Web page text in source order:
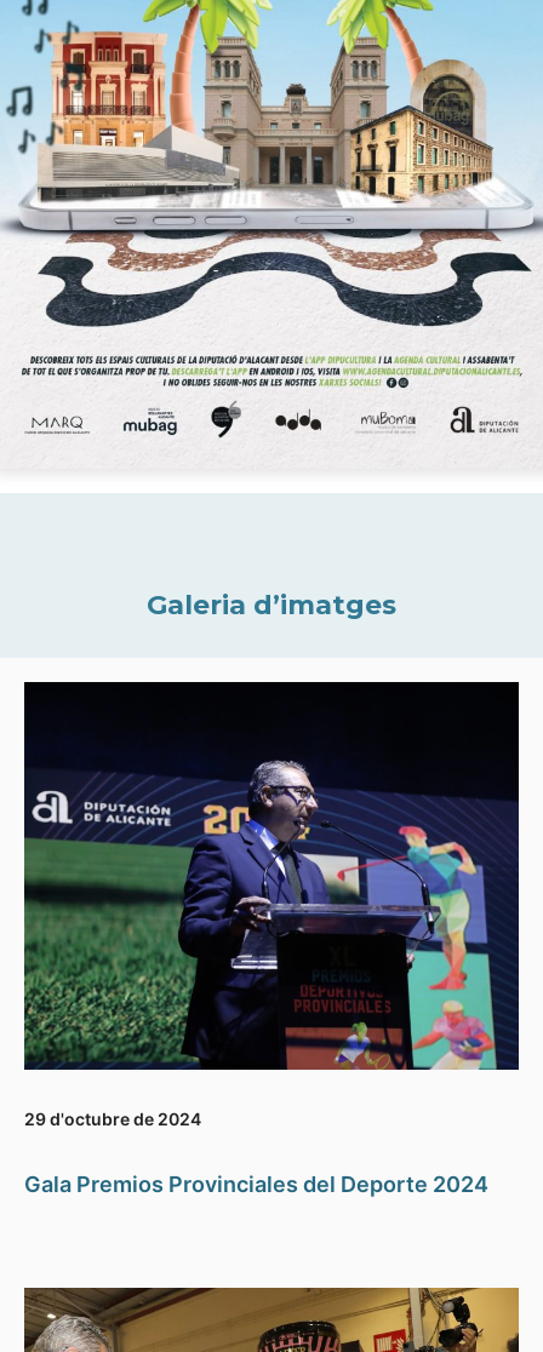
Galeria d’imatges
29 d'octubre de 2024
Gala Premios Provinciales del Deporte 2024